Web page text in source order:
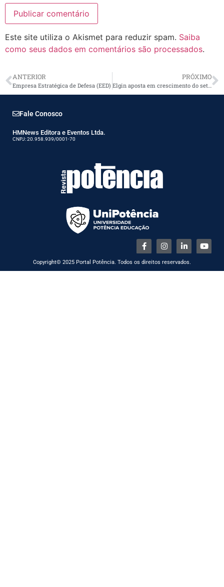
Este site utiliza o Akismet para reduzir spam. Saiba
como seus dados em comentários são processados.
ANTERIOR
Empresa Estratégica de Defesa (EED)
PRÓXIMO
Elgin aposta em crescimento do setor solar
Fale Conosco
HMNews Editora e Eventos Ltda.
CNPJ: 20.958.939/0001-70
Copyright© 2025 Portal Potência. Todos os direitos reservados.